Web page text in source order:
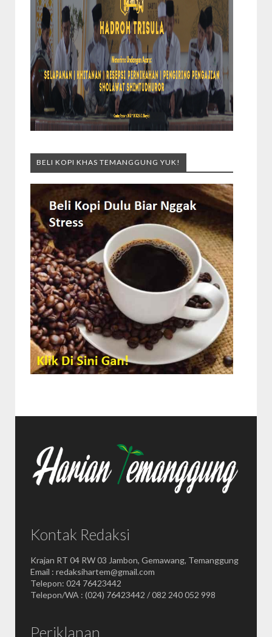
BELI KOPI KHAS TEMANGGUNG YUK!
Kontak Redaksi
Krajan RT 04 RW 03 Jambon, Gemawang, Temanggung
Email : redaksihartem@gmail.com
Telepon: 024 76423442
Telepon/WA : (024) 76423442 / 082 240 052 998
Periklanan